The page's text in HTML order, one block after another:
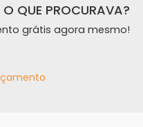
QUE PROCURAVA?
grátis agora mesmo!